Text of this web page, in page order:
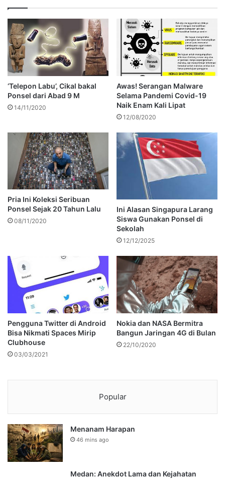
‘Telepon Labu’, Cikal bakal
Ponsel dari Abad 9 M
14/11/2020
Awas! Serangan Malware
Selama Pandemi Covid-19
Naik Enam Kali Lipat
12/08/2020
Pria Ini Koleksi Seribuan
Ponsel Sejak 20 Tahun Lalu
08/11/2020
Ini Alasan Singapura Larang
Siswa Gunakan Ponsel di
Sekolah
12/12/2025
Pengguna Twitter di Android
Bisa Nikmati Spaces Mirip
Clubhouse
03/03/2021
Nokia dan NASA Bermitra
Bangun Jaringan 4G di Bulan
22/10/2020
Popular
Menanam Harapan
46 mins ago
Medan: Anekdot Lama dan Kejahatan